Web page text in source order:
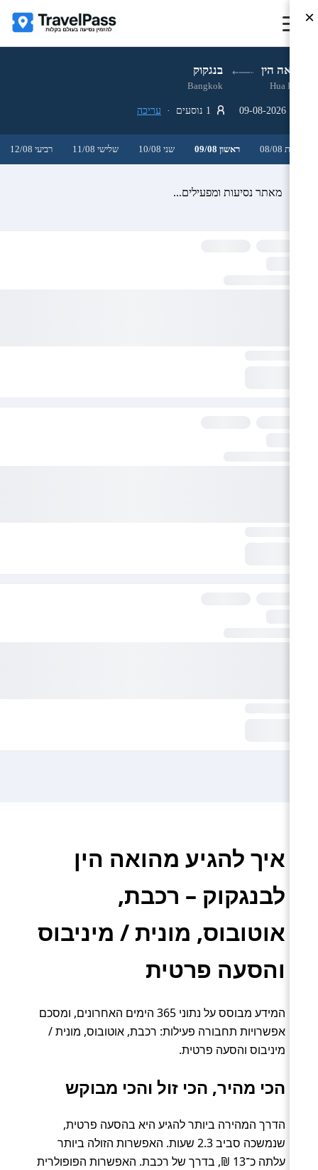
הואה הין בנגקוק
Hua Hin
Bangkok
עריכה
שבת 08/08 ראשון 09/08 שני 10/08 שלישי 11/08 רביעי 12/08
מאתר נסיעות ומפעילים...
איך להגיע מהואה הין
לבנגקוק – רכבת,
אוטובוס, מונית / מיניבוס
והסעה פרטית
המידע מבוסס על נתוני 365 הימים האחרונים, ומסכם
אפשרויות תחבורה פעילות: רכבת, אוטובוס, מונית /
מיניבוס והסעה פרטית.
הכי מהיר, הכי זול והכי מבוקש
הדרך המהירה ביותר להגיע היא בהסעה פרטית,
שנמשכה סביב 2.3 שעות. האפשרות הזולה ביותר
עלתה כ־13 ₪, בדרך של רכבת. האפשרות הפופולרית
×